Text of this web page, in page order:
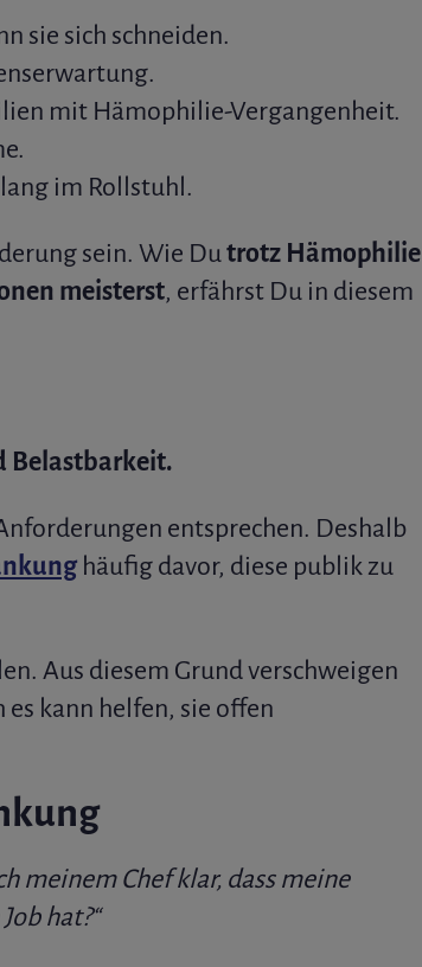
sie sich schneiden.
mit Hämophilie-Vergangenheit.
im Rollstuhl.
sein. Wie Dutrotz Hämophilie
meisterst, erfährst Du in diesem
Belastbarkeit.
entsprechen. Deshalb
häufig davor, diese publik zu
Aus diesem Grund verschweigen
kann helfen, sie offen
meinem Chef klar, dass meine
hat?“